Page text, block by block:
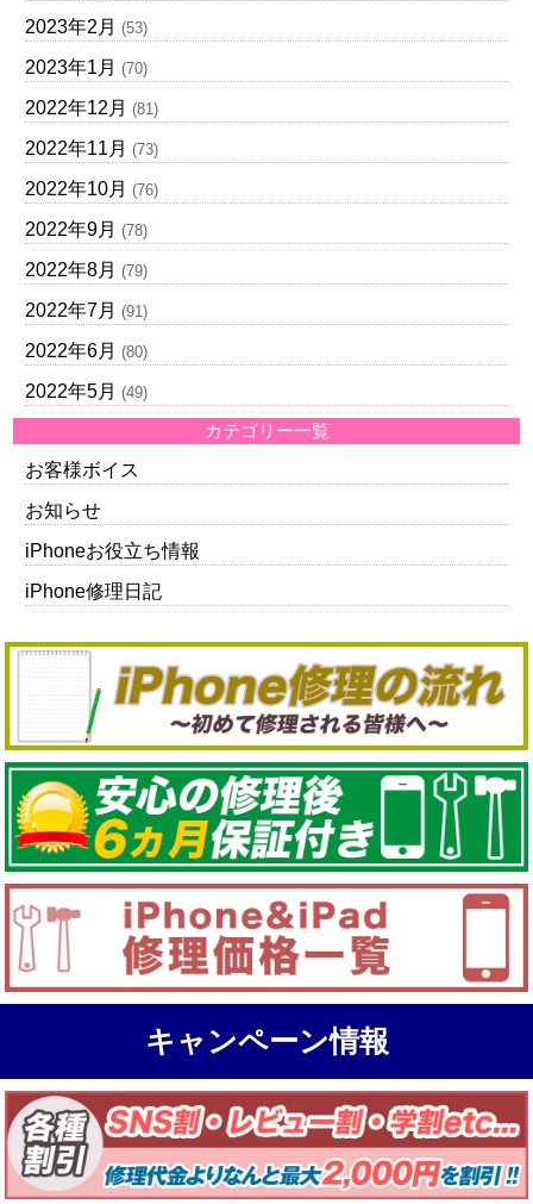
2023年2月 (53)
2023年1月 (70)
2022年12月 (81)
2022年11月 (73)
2022年10月 (76)
2022年9月 (78)
2022年8月 (79)
2022年7月 (91)
2022年6月 (80)
2022年5月 (49)
カテゴリー一覧
お客様ボイス
お知らせ
iPhoneお役立ち情報
iPhone修理日記
キャンペーン情報